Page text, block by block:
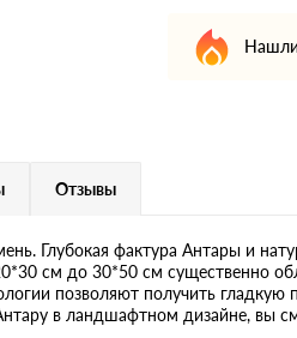
Отзывы
Глубокая фактура Антары и
см до 30*50 см существенно
позволяют получить гладкую
в ландшафтном дизайне, вы